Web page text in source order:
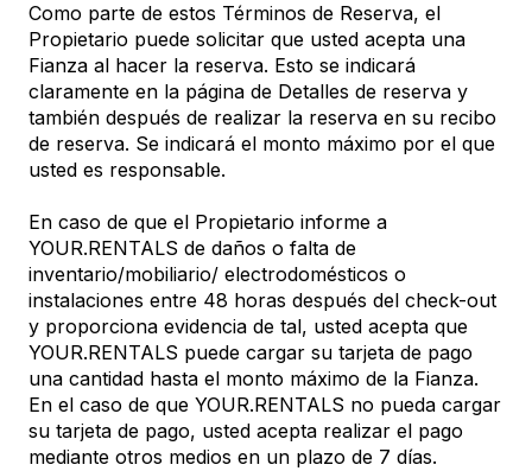
Como parte de estos Términos de Reserva, el
Propietario puede solicitar que usted acepta una
Fianza al hacer la reserva. Esto se indicará
claramente en la página de Detalles de reserva y
también después de realizar la reserva en su recibo
de reserva. Se indicará el monto máximo por el que
usted es responsable.
En caso de que el Propietario informe a
YOUR.RENTALS de daños o falta de
inventario/mobiliario/ electrodomésticos o
instalaciones entre 48 horas después del check-out
y proporciona evidencia de tal, usted acepta que
YOUR.RENTALS puede cargar su tarjeta de pago
una cantidad hasta el monto máximo de la Fianza.
En el caso de que YOUR.RENTALS no pueda cargar
su tarjeta de pago, usted acepta realizar el pago
mediante otros medios en un plazo de 7 días.